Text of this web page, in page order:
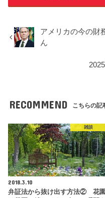
アメリカの今の財
ん
RECOMMEND こちらの記
雑談
2018.3.10
弁証法から抜け出す方法② 花園